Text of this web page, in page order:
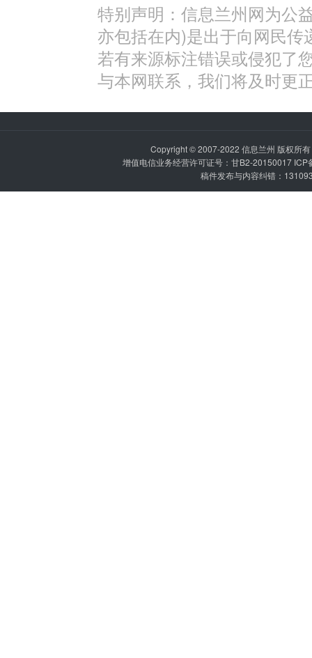
特别声明：信息兰州网为公
亦包括在内)是出于向网民
若有来源标注错误或侵犯了
与本网联系，我们将及时更
Copyright © 2007-2022 信息兰州 版权所
增值电信业务经营许可证号：甘B2-20150017 ICP
稿件发布与内容纠错：